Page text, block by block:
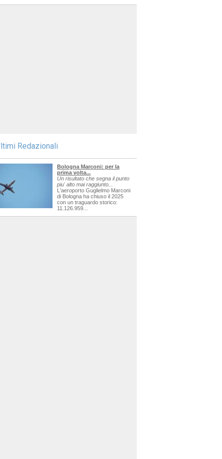
Redazionali
Bologna Marconi: per la
prima volta...
Un risultato che segna il punto
piu' alto mai raggiunto...
L'aeroporto Guglielmo Marconi
di Bologna ha chiuso il 2025
con un traguardo storico:
11.126.959...